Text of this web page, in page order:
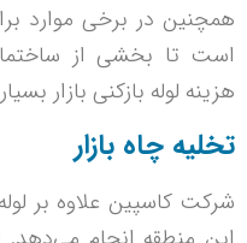
همچنین در برخی موارد
است تا بخشی از
هزینه لوله بازکنی بازار
تخلیه چاه بازار
شرکت کاسپین علاوه بر لوله